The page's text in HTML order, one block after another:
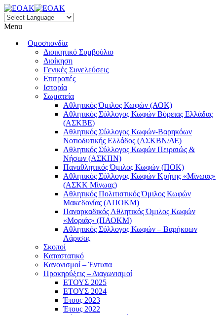
Menu
Ομοσπονδία
Διοικητικό Συμβούλιο
Διοίκηση
Γενικές Συνελεύσεις
Επιτροπές
Ιστορία
Σωματεία
Αθλητικός Όμιλος Κωφών (ΑΟΚ)
Αθλητικός Σύλλογος Κωφών Βόρειας Ελλάδας
(ΑΣΚΒΕ)
Αθλητικός Σύλλογος Κωφών-Βαρηκόων
Νοτιοδυτικής Ελλάδος (ΑΣΚΒΝ/ΔΕ)
Αθλητικός Σύλλογος Κωφών Πειραιώς &
Νήσων (ΑΣΚΠΝ)
Παναθλητικός Όμιλος Κωφών (ΠΟΚ)
Αθλητικός Σύλλογος Κωφών Κρήτης «Μίνωας»
(ΑΣΚΚ Μίνωας)
Αθλητικός Πολιτιστικός Όμιλος Κωφών
Μακεδονίας (ΑΠΟΚΜ)
Παναρκαδικός Αθλητικός Όμιλος Κωφών
«Μοριάς» (ΠΑΟΚΜ)
Αθλητικός Σύλλογος Κωφών – Βαρήκοων
Λάρισας
Σκοποί
Καταστατικό
Κανονισμοί – Έντυπα
Προκηρύξεις – Διαγωνισμοί
ΕΤΟΥΣ 2025
ΕΤΟΥΣ 2024
Έτους 2023
Έτους 2022